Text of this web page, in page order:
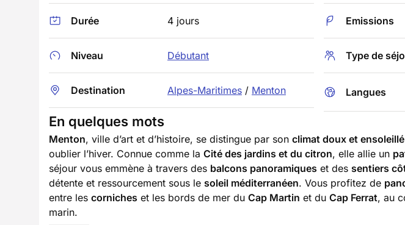
Durée 4 jours
Niveau Débutant
Destination Alpes-Maritimes / Menton
Emissions
Type de
Langues
En quelques mots
Menton, ville d’art et d’histoire, se distingue par son climat doux et ensoleillé
oublier l’hiver. Connue comme la Cité des jardins et du citron, elle allie un
séjour vous emmène à travers des balcons panoramiques et des sentiers
détente et ressourcement sous le soleil méditerranéen. Vous profitez de
entre les corniches et les bords de mer du Cap Martin et du Cap Ferrat, au
marin.